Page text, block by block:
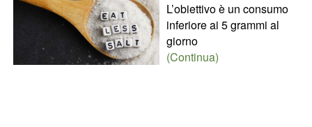
L’obiettivo è un consumo
inferiore ai 5 grammi al
giorno
(Continua)